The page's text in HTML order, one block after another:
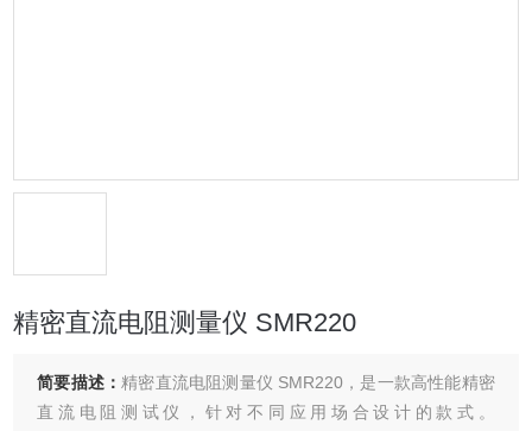
精密直流电阻测量仪 SMR220
简要描述： 精密直流电阻测量仪 SMR220，是一款高性能精密
直流电阻测试仪，针对不同应用场合设计的款式。